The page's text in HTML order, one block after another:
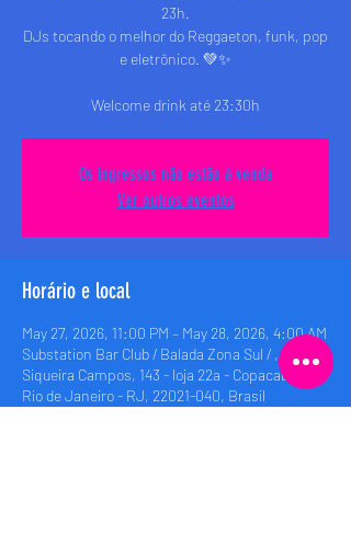
23h.
DJs tocando o melhor do Reggaeton, funk, pop
e eletrônico. 💚✨
Welcome drink até 23:30h
Os ingressos não estão à venda
Ver outros eventos
Horário e local
May 27, 2026, 11:00 PM – May 28, 2026, 4:00 AM
Substation Bar Club / Balada Zona Sul / , Rua
Siqueira Campos, 143 - loja 22a - Copacabana,
Rio de Janeiro - RJ, 22021-040, Brasil